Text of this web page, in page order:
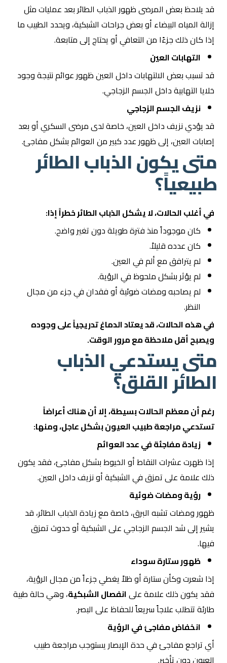
قد يلاحظ بعض المرضى ظهور الذباب الطائر بعد عمليات مثل
إزالة المياه البيضاء أو بعض جراحات الشبكية، ويحدد الطبيب ما
إذا كان ذلك جزءًا من التعافي أو يحتاج إلى متابعة.
التهابات العين
قد تسبب بعض الالتهابات داخل العين ظهور عوائم نتيجة وجود
خلايا التهابية داخل الجسم الزجاجي.
نزيف الجسم الزجاجي
قد يؤدي نزيف داخل العين، خاصة لدى مرضى السكري أو بعد
إصابات العين، إلى ظهور عدد كبير من العوائم بشكل مفاجئ.
متى يكون الذباب الطائر
طبيعياً؟
في أغلب الحالات، لا يشكل الذباب الطائر خطراً إذا:
كان موجوداً منذ فترة طويلة دون تغير واضح.
كان عدده قليلاً.
لم يترافق مع ألم في العين.
لم يؤثر بشكل ملحوظ في الرؤية.
لم يصاحبه ومضات ضوئية أو فقدان في جزء من مجال
النظر.
في هذه الحالات، قد يعتاد الدماغ تدريجياً على وجوده
ويصبح أقل ملاحظة مع مرور الوقت.
متى يستدعي الذباب
الطائر القلق؟
رغم أن معظم الحالات بسيطة، إلا أن هناك أعراضاً
تستدعي مراجعة طبيب العيون بشكل عاجل، ومنها:
زيادة مفاجئة في عدد العوائم
إذا ظهرت عشرات النقاط أو الخيوط بشكل مفاجئ، فقد يكون
ذلك علامة على تمزق في الشبكية أو نزيف داخل العين.
رؤية ومضات ضوئية
ظهور ومضات تشبه البرق، خاصة مع زيادة الذباب الطائر، قد
يشير إلى شد الجسم الزجاجي على الشبكية أو حدوث تمزق
فيها.
ظهور ستارة سوداء
إذا شعرت وكأن ستارة أو ظلاً يغطي جزءاً من مجال الرؤية،
فقد يكون ذلك علامة علىانفصال الشبكية، وهي حالة طبية
طارئة تتطلب علاجاً سريعاً للحفاظ على البصر.
انخفاض مفاجئ في الرؤية
أي تراجع مفاجئ في حدة الإبصار يستوجب مراجعة طبيب